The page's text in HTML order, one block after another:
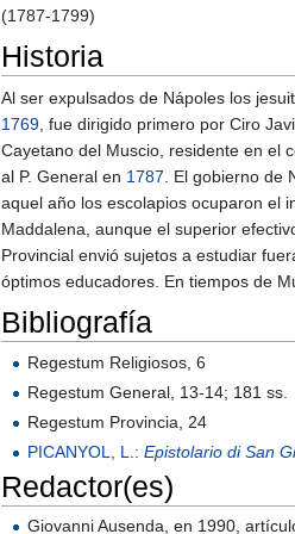
(1787-1799)
Historia
Al ser expulsados de Nápoles los
1769, fue dirigido primero por Ciro
Cayetano del Muscio, residente en el
al P. General en 1787. El gobierno de
aquel año los escolapios ocuparon el
Maddalena, aunque el superior
Provincial envió sujetos a estudiar
óptimos educadores. En tiempos de
Bibliografía
Regestum Religiosos, 6
Regestum General, 13-14; 181 ss.
Regestum Provincia, 24
PICANYOL, L.:Epistolario di San
Redactor(es)
Giovanni Ausenda, en 1990,